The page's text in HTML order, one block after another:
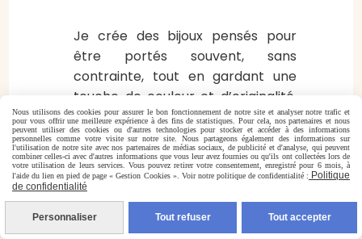
Je crée des bijoux pensés pour
être portés souvent, sans
contrainte, tout en gardant une
touche de couleur et d’originalité.
C’est un cadeau qui trouve
naturellement sa place.
Idée à retrouver sur la boutique :
Les Boucles d’Oreilles tissées en
perles Miyuki.
Nous utilisons des cookies pour assurer le bon fonctionnement de notre site et analyser notre trafic et
pour vous offrir une meilleure expérience à des fins de statistiques. Pour cela, nos partenaires et nous
peuvent utiliser des cookies ou d'autres technologies pour stocker et accéder à des informations
personnelles comme votre visite sur notre site. Nous partageons également des informations sur
l'utilisation de notre site avec nos partenaires de médias sociaux, de publicité et d'analyse, qui peuvent
combiner celles-ci avec d'autres informations que vous leur avez fournies ou qu'ils ont collectées lors de
votre utilisation de leurs services. Vous pouvez retirer votre consentement, enregistré pour 6 mois, à
l'aide du lien en pied de page « Gestion Cookies ». Voir notre politique de confidentialité : Politique
de confidentialité
Personnaliser Tout refuser Tout accepter